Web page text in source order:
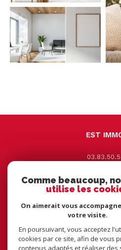
EST
9 Avenue
54330
44 rue tourtelle frère
NOUS
Comme beaucoup,
utilise les
On aimerait vous
votre visite.
En poursuivant, vous acceptez
cookies par ce site, afin de vous
contenus adaptés et réaliser des